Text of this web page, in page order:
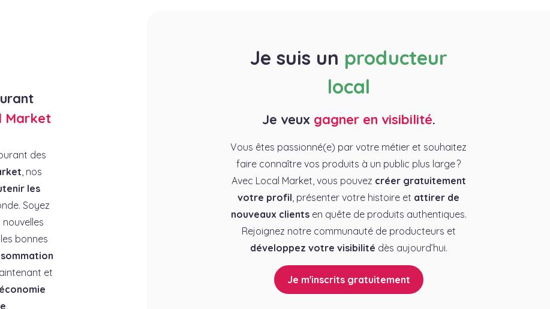
Market
des
, nos
les
Soyez
bonnes
et
.
Je suis un producteur
local
Je veux gagner en visibilité.
Vous êtes passionné(e) par votre métier et souhaitez
faire connaître vos produits à un public plus large ?
Avec Local Market, vous pouvez créer gratuitement
votre profil, présenter votre histoire et attirer de
nouveaux clientsen quête de produits authentiques.
Rejoignez notre communauté de producteurs et
développez votre visibilité dès aujourd’hui.
Je m'inscrits gratuitement